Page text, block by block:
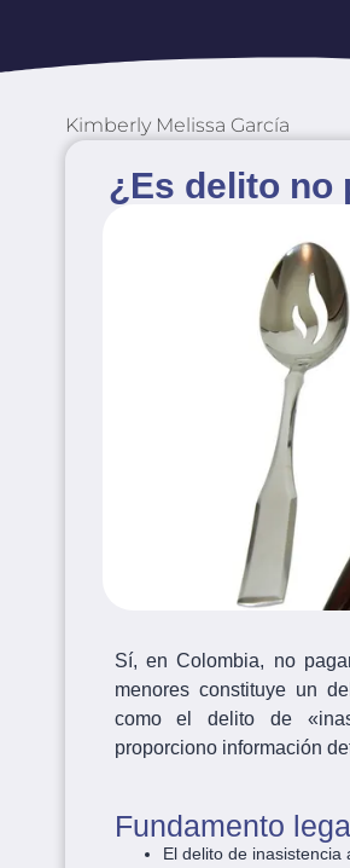
Kimberly Melissa García
¿Es delito no
Sí, en Colombia, no
menores constituye un
como el delito de
proporciono información
Fundamento
El delito de